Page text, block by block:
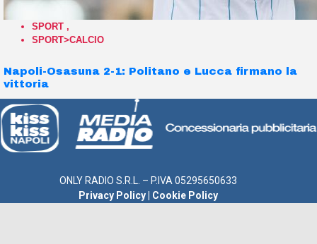
SPORT ,
SPORT>CALCIO
Napoli-Osasuna 2-1: Politano e Lucca firmano la
vittoria
ONLY RADIO S.R.L. – P.IVA 05295650633
Privacy Policy
Cookie Policy